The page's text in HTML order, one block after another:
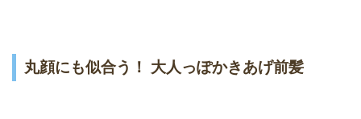
丸顔にも似合う！ 大人っぽかきあげ前髪